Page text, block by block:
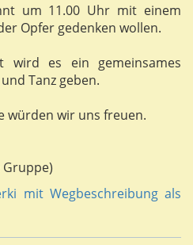
um 11.00 Uhr mit einem
Opfer gedenken wollen.
wird es ein gemeinsames
Tanz geben.
würden wir uns freuen.
mit Wegbeschreibung als